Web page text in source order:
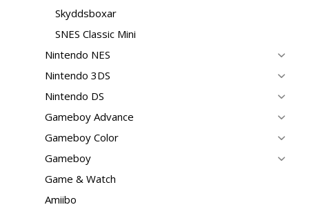
Skyddsboxar
SNES Classic Mini
Nintendo NES
Nintendo 3DS
Nintendo DS
Gameboy Advance
Gameboy Color
Gameboy
Game & Watch
Amiibo